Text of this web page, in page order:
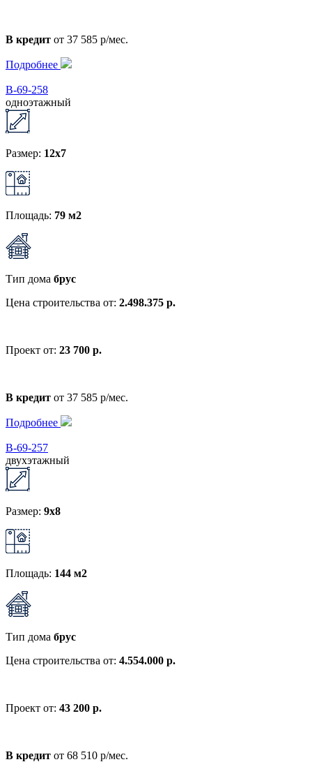
В кредит от 37 585 р/мес.
Подробнее
В-69-258
одноэтажный
Размер: 12x7
Площадь: 79 м2
Тип дома брус
Цена строительства от: 2.498.375 р.
Проект от: 23 700 р.
В кредит от 37 585 р/мес.
Подробнее
В-69-257
двухэтажный
Размер: 9x8
Площадь: 144 м2
Тип дома брус
Цена строительства от: 4.554.000 р.
Проект от: 43 200 р.
В кредит от 68 510 р/мес.